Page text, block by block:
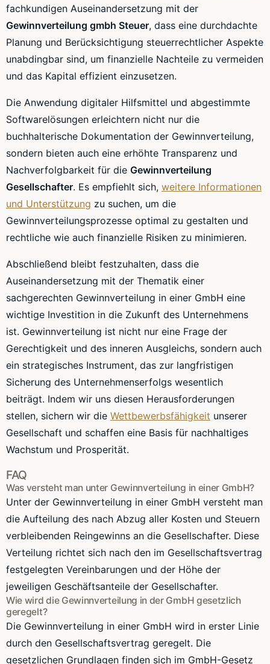
fachkundigen Auseinandersetzung mit der
Gewinnverteilung gmbh Steuer, dass eine durchdachte
Planung und Berücksichtigung steuerrechtlicher Aspekte
unabdingbar sind, um finanzielle Nachteile zu vermeiden
und das Kapital effizient einzusetzen.
Die Anwendung digitaler Hilfsmittel und abgestimmte
Softwarelösungen erleichtern nicht nur die
buchhalterische Dokumentation der Gewinnverteilung,
sondern bieten auch eine erhöhte Transparenz und
Nachverfolgbarkeit für die Gewinnverteilung
Gesellschafter. Es empfiehlt sich, weitere Informationen
und Unterstützung zu suchen, um die
Gewinnverteilungsprozesse optimal zu gestalten und
rechtliche wie auch finanzielle Risiken zu minimieren.
Abschließend bleibt festzuhalten, dass die
Auseinandersetzung mit der Thematik einer
sachgerechten Gewinnverteilung in einer GmbH eine
wichtige Investition in die Zukunft des Unternehmens
ist. Gewinnverteilung ist nicht nur eine Frage der
Gerechtigkeit und des inneren Ausgleichs, sondern auch
ein strategisches Instrument, das zur langfristigen
Sicherung des Unternehmenserfolgs wesentlich
beiträgt. Indem wir uns diesen Herausforderungen
stellen, sichern wir die Wettbewerbsfähigkeit unserer
Gesellschaft und schaffen eine Basis für nachhaltiges
Wachstum und Prosperität.
FAQ
Was versteht man unter Gewinnverteilung in einer GmbH?
Unter der Gewinnverteilung in einer GmbH versteht man
die Aufteilung des nach Abzug aller Kosten und Steuern
verbleibenden Reingewinns an die Gesellschafter. Diese
Verteilung richtet sich nach den im Gesellschaftsvertrag
festgelegten Vereinbarungen und der Höhe der
jeweiligen Geschäftsanteile der Gesellschafter.
Wie wird die Gewinnverteilung in der GmbH gesetzlich
geregelt?
Die Gewinnverteilung in einer GmbH wird in erster Linie
durch den Gesellschaftsvertrag geregelt. Die
gesetzlichen Grundlagen finden sich im GmbH-Gesetz